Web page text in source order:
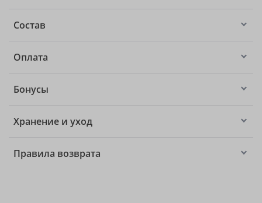
Состав
Оплата
Бонусы
Хранение и уход
Правила возврата